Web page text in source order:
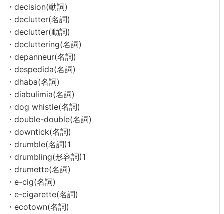
・decision(動詞)
・declutter(名詞)
・declutter(動詞)
・decluttering(名詞)
・depanneur(名詞)
・despedida(名詞)
・dhaba(名詞)
・diabulimia(名詞)
・dog whistle(名詞)
・double-double(名詞)
・downtick(名詞)
・drumble(名詞)1
・drumbling(形容詞)1
・drumette(名詞)
・e-cig(名詞)
・e-cigarette(名詞)
・ecotown(名詞)